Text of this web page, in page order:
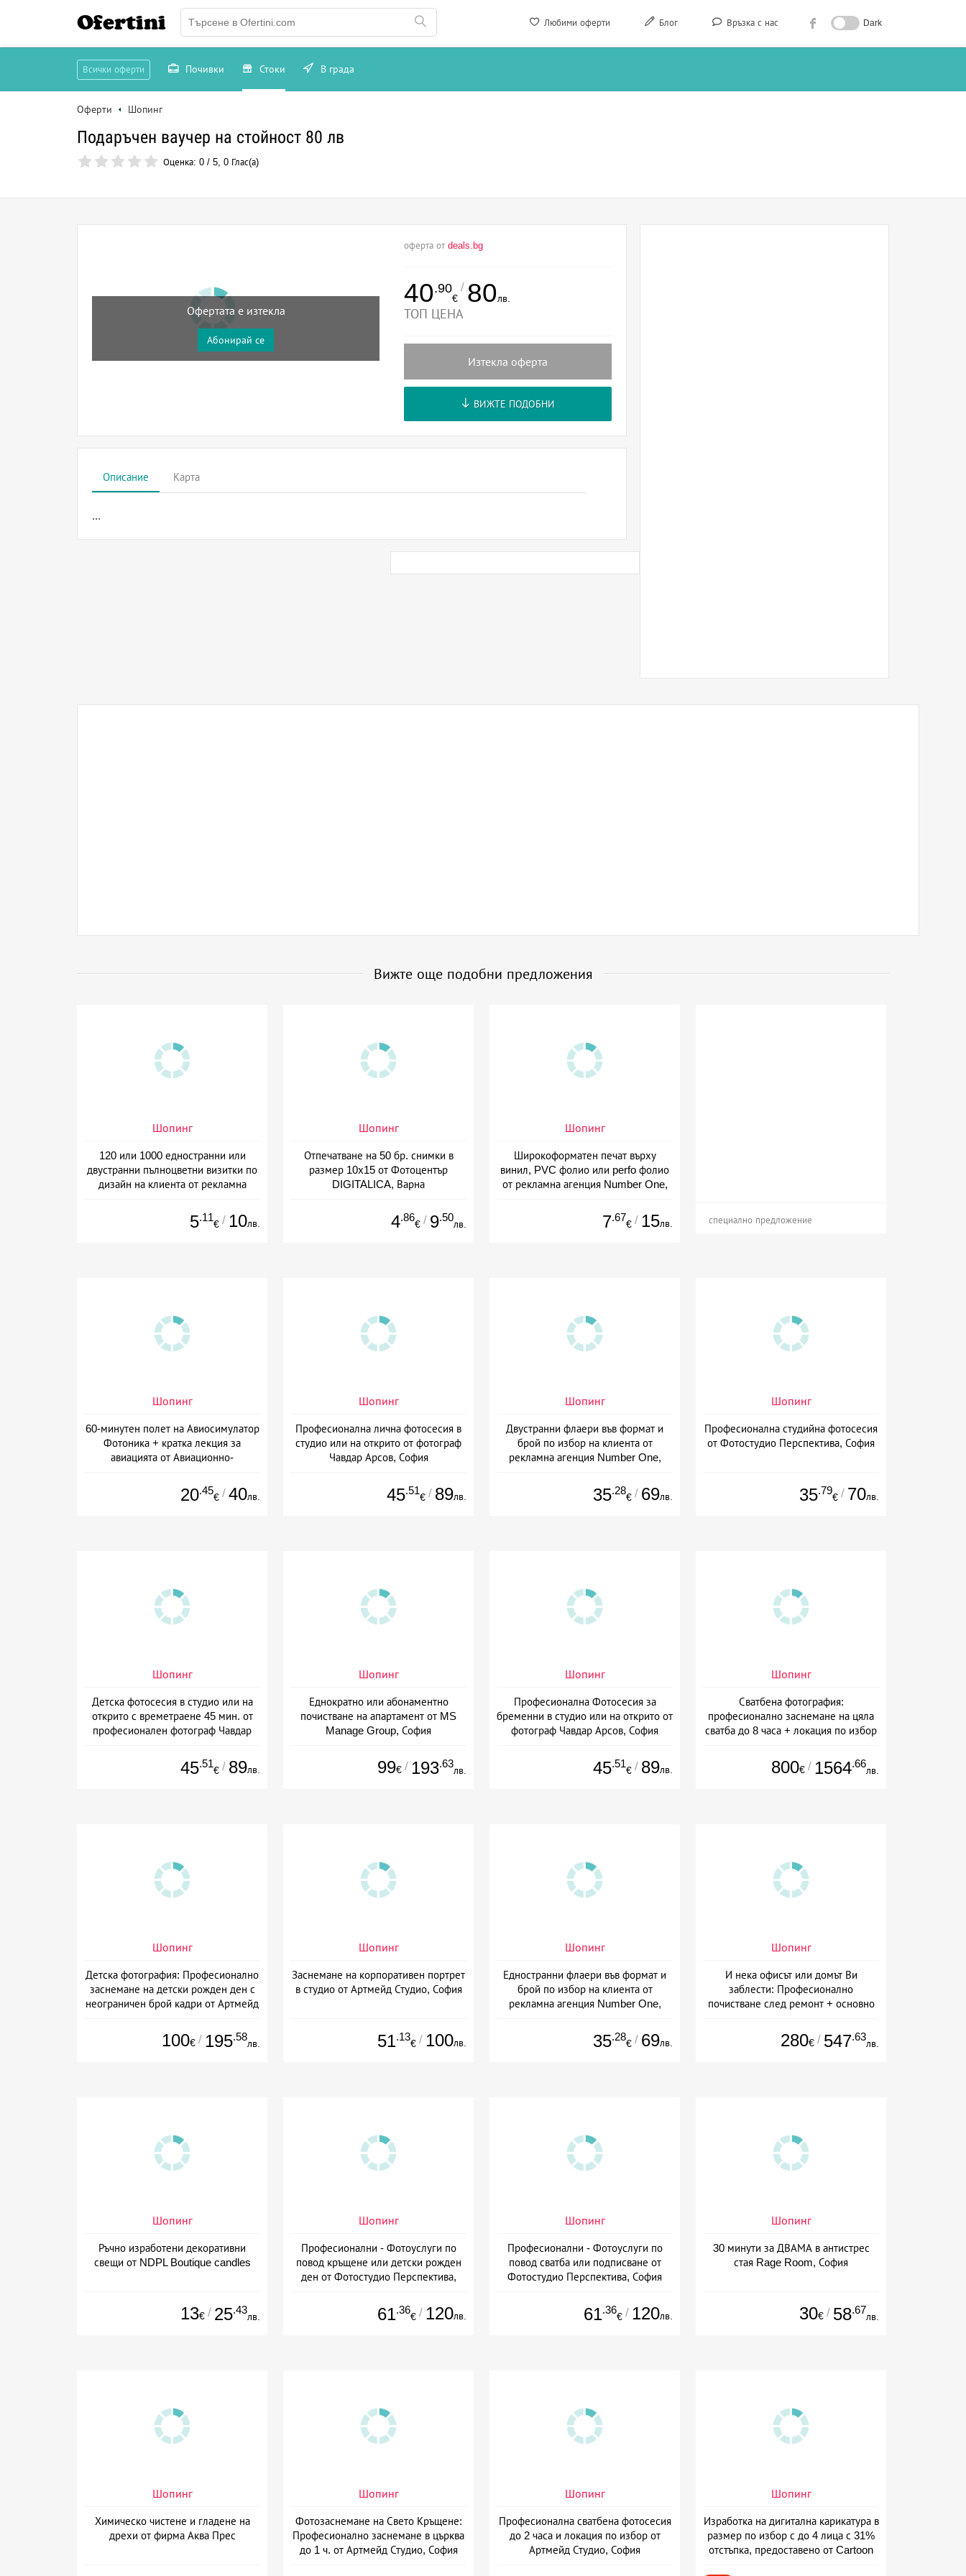
Любими оферти Блог Връзка с нас Dark
Ofertini
Всички оферти Почивки Стоки В града
Оферти Шопинг
Подаръчен ваучер на стойност 80 лв
Оценка: 0 / 5, 0 Глас(а)
Офертата е изтекла
Абонирай се
оферта от deals.bg
40.90
€
/ 80лв.
ТОП ЦЕНА
Изтекла оферта
ВИЖТЕ ПОДОБНИ
Описание Карта
...
Вижте още подобни предложения
Шопинг
120 или 1000 едностранни или
двустранни пълноцветни визитки по
дизайн на клиента от рекламна
5.11
€ / 10лв.
Шопинг
Отпечатване на 50 бр. снимки в
размер 10х15 от Фотоцентър
DIGITALICA, Варна
4.86
€ / 9.50
лв.
Шопинг
Широкоформатен печат върху
винил, PVC фолио или perfo фолио
от рекламна агенция Number One,
7.67
€ / 15лв. специално предложение
Шопинг
60-минутен полет на Авиосимулатор
Фотоника + кратка лекция за
авиацията от Авиационно-
20.45
€ / 40лв.
Шопинг
Професионална лична фотосесия в
студио или на открито от фотограф
Чавдар Арсов, София
45.51
€ / 89лв.
Шопинг
Двустранни флаери във формат и
брой по избор на клиента от
рекламна агенция Number One,
35.28
€ / 69лв.
Шопинг
Професионална студийна фотосесия
от Фотостудио Перспектива, София
35.79
€ / 70лв.
Шопинг
Детска фотосесия в студио или на
открито с времетраене 45 мин. от
професионален фотограф Чавдар
45.51
€ / 89лв.
Шопинг
Еднократно или абонаментно
почистване на апартамент от MS
Manage Group, София
99€ / 193.63
лв.
Шопинг
Професионална Фотосесия за
бременни в студио или на открито от
фотограф Чавдар Арсов, София
45.51
€ / 89лв.
Шопинг
Сватбена фотография:
професионално заснемане на цяла
сватба до 8 часа + локация по избор
Артмейд Студио
800€ / 1564.66
лв.
Шопинг
Детска фотография: Професионално
заснемане на детски рожден ден с
неограничен брой кадри от Артмейд
100€ / 195.58
лв.
Шопинг
Заснемане на корпоративен портрет
в студио от Артмейд Студио, София
51.13
€ / 100лв.
Шопинг
Едностранни флаери във формат и
брой по избор на клиента от
рекламна агенция Number One,
35.28
€ / 69лв.
Шопинг
И нека офисът или домът Ви
заблести: Професионално
почистване след ремонт + основно
прозорци, почистване на офиси или
абонаментно почистване от MS
280€ / 547.63
лв.
Шопинг
Ръчно изработени декоративни
свещи от NDPL Boutique candles
13€ / 25.43
лв.
Шопинг
Професионални - Фотоуслуги по
повод кръщене или детски рожден
ден от Фотостудио Перспектива,
61.36
€ / 120лв.
Шопинг
Професионални - Фотоуслуги по
повод сватба или подписване от
Фотостудио Перспектива, София
61.36
€ / 120лв.
Шопинг
30 минути за ДВАМА в антистрес
стая Rage Room, София
30€ / 58.67
лв.
Шопинг
Химическо чистене и гладене на
дрехи от фирма Аква Прес
Шопинг
Фотозаснемане на Свето Кръщене:
Професионално заснемане в църква
до 1 ч. от Артмейд Студио, София
Шопинг
Професионална сватбена фотосесия
до 2 часа и локация по избор от
Артмейд Студио, София
Шопинг
Изработка на дигитална карикатура в
размер по избор с до 4 лица с 31%
отстъпка, предоставено от Cartoon